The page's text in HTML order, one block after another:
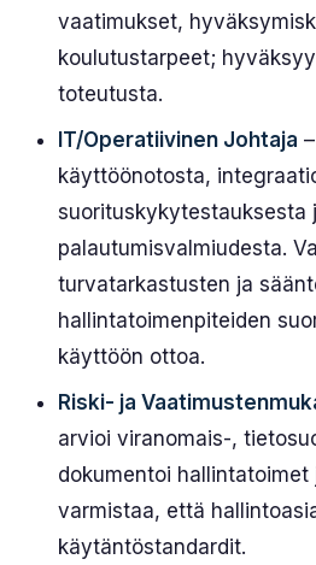
vaatimukset,
koulutustarpeet;
toteutusta.
IT/Operatiivinen Johtaja
käyttöönotosta,
suorituskykytestauksesta
palautumisvalmiudesta.
turvatarkastusten ja
hallintatoimenpiteiden
käyttöön ottoa.
Riski- ja
arvioi viranomais-,
dokumentoi hallintatoimet
varmistaa, että
käytäntöstandardit.